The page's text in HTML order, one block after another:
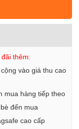
thêm:
vào giá thu cao
mua hàng tiếp theo
đến mua
cao cấp